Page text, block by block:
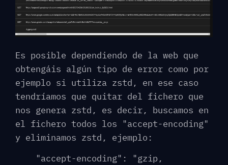
Es posible dependiendo de la web que
obtengáis algún tipo de error como por
ejemplo si utiliza zstd, en ese caso
tendríamos que quitar del fichero que
nos genera zstd, es decir, buscamos en
el fichero todos los "accept-encoding"
y eliminamos zstd, ejemplo:
"accept-encoding": "gzip,